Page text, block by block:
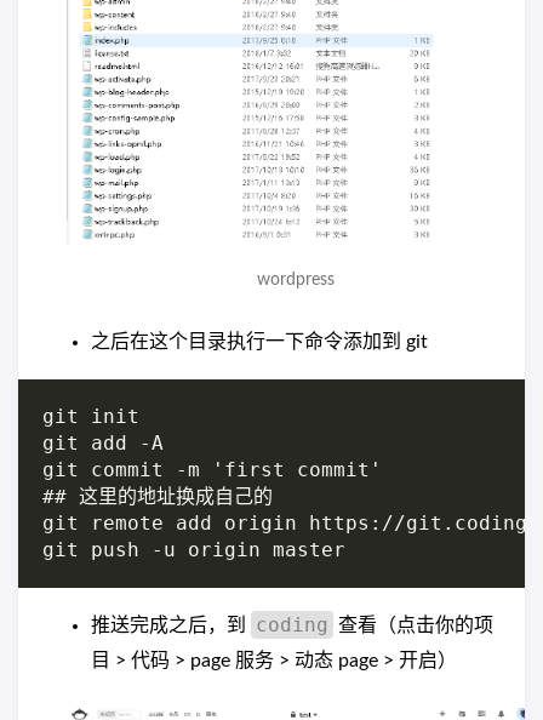
wordpress
之后在这个目录执行一下命令添加到 git
git init
git add -A
git commit -m 'first commit'
## 这里的地址换成自己的
git remote add origin https://
推送完成之后，到 coding
查看（点击你的项
目 > 代码 > page 服务 > 动态 page > 开启）